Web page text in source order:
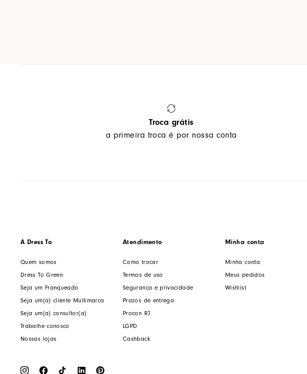
Troca grátis
a primeira troca é por nossa conta
A Dress To
Quem somos
Dress To Green
Seja um Franqueado
Seja um(a) cliente Multimarca
Seja um(a) consultor(a)
Trabalhe conosco
Nossas lojas
Atendimento
Como trocar
Termos de uso
Segurança e privacidade
Prazos de entrega
Procon RJ
LGPD
Cashback
Minha conta
Minha conta
Meus pedidos
Wishlist